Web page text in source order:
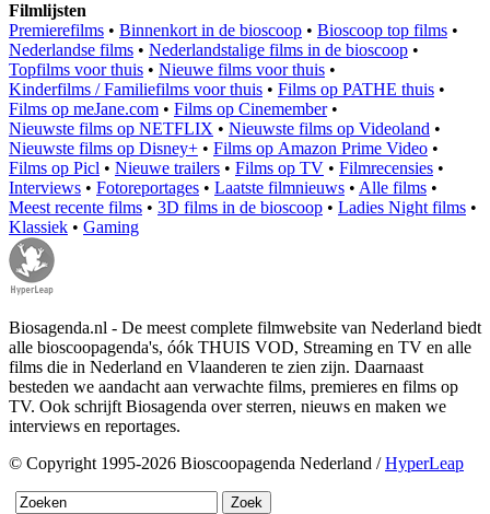
Filmlijsten
Premierefilms • Binnenkort in de bioscoop • Bioscoop top films •
Nederlandse films • Nederlandstalige films in de bioscoop •
Topfilms voor thuis • Nieuwe films voor thuis •
Kinderfilms / Familiefilms voor thuis • Films op PATHE thuis •
Films op meJane.com • Films op Cinemember•
Nieuwste films op NETFLIX • Nieuwste films op Videoland •
Nieuwste films op Disney+ • Films op Amazon Prime Video •
Films op Picl • Nieuwe trailers • Films op TV • Filmrecensies •
Interviews • Fotoreportages • Laatste filmnieuws • Alle films •
Meest recente films • 3D films in de bioscoop • Ladies Night films •
Klassiek • Gaming
Biosagenda.nl - De meest complete filmwebsite van Nederland biedt
alle bioscoopagenda's, óók THUIS VOD, Streaming en TV en alle
films die in Nederland en Vlaanderen te zien zijn. Daarnaast
besteden we aandacht aan verwachte films, premieres en films op
TV. Ook schrijft Biosagenda over sterren, nieuws en maken we
interviews en reportages.
© Copyright 1995-2026 Bioscoopagenda Nederland /HyperLeap